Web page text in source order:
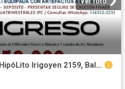
apartment for rent in HipóLito Irigoyen 2159, Balvanera, Ciudad Autónoma de Buenos Aires, Argentina